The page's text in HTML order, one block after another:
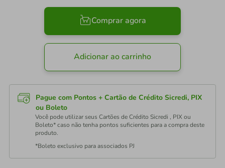
Comprar agora
Adicionar ao carrinho
Pague com Pontos + Cartão de Crédito Sicredi, PIX
ou Boleto
Você pode utilizar seus Cartões de Crédito Sicredi , PIX ou
Boleto* caso não tenha pontos suficientes para a compra deste
produto.
*Boleto exclusivo para associados PJ